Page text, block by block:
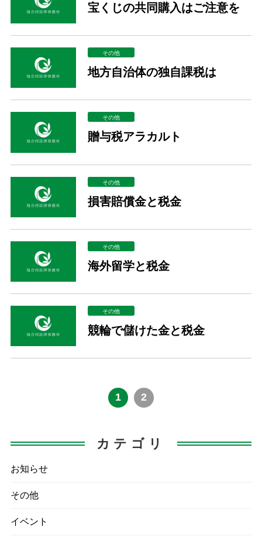
宝くじの共同購入はご注意を
その他
地方自治体の独自課税は
その他
贈与税アラカルト
その他
損害賠償金と税金
その他
海外留学と税金
その他
競輪で儲けた金と税金
1 2
カテゴリ
お知らせ
その他
イベント